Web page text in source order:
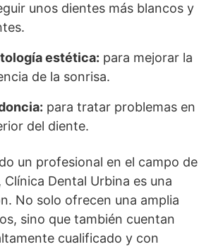
unos dientes más blancos y
estética: para mejorar la
de la sonrisa.
para tratar problemas en
del diente.
un profesional en el campo de
Dental Urbina es una
No solo ofrecen una amplia
sino que también cuentan
cualificado y con